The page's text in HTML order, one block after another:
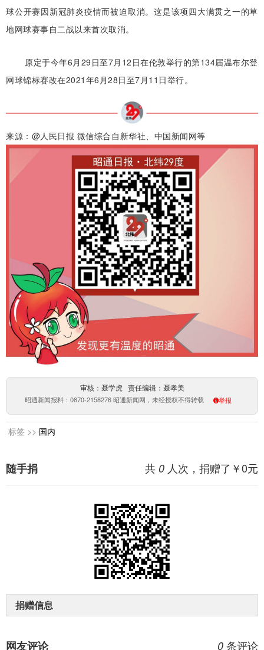
球公开赛因新冠肺炎疫情而被迫取消。这是该项四大满贯之一的草
地网球赛事自二战以来首次取消。
原定于今年6月29日至7月12日在伦敦举行的第134届温布尔登
网球锦标赛改在2021年6月28日至7月11日举行。
来源：@人民日报 微信综合自新华社、中国新闻网等
审核：聂学虎 责任编辑：聂孝美
昭通新闻报料：0870-2158276 昭通新闻网，未经授权不得转载 举报
标签 >> 国内
共 0 人次，捐赠了￥0元
随手捐
捐赠信息
0 条评论
网友评论